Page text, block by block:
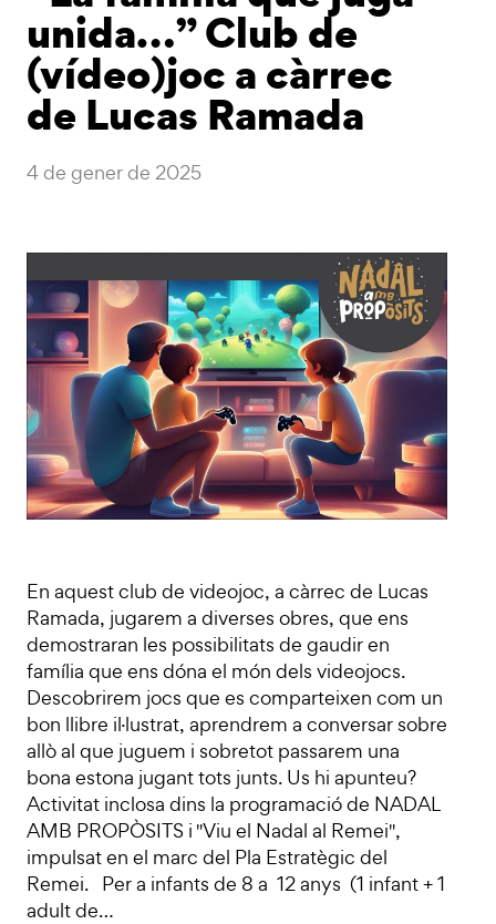
unida…” Club de
(vídeo)joc a càrrec
de Lucas Ramada
4 de gener de 2025
En aquest club de videojoc, a càrrec de Lucas
Ramada, jugarem a diverses obres, que ens
demostraran les possibilitats de gaudir en
família que ens dóna el món dels videojocs.
Descobrirem jocs que es comparteixen com un
bon llibre il·lustrat, aprendrem a conversar sobre
allò al que juguem i sobretot passarem una
bona estona jugant tots junts. Us hi apunteu?
Activitat inclosa dins la programació de NADAL
AMB PROPÒSITS i "Viu el Nadal al Remei",
impulsat en el marc del Pla Estratègic del
Remei. Per a infants de 8 a 12 anys (1 infant + 1
adult de…